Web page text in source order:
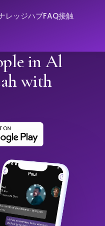
レッジハブFAQ接触
in Al
with